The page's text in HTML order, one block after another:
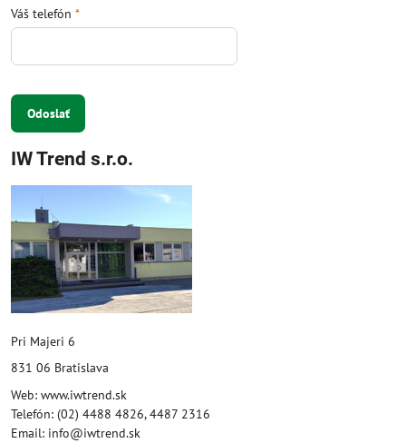
Váš telefón *
Odoslať
IW Trend s.r.o.
Pri Majeri 6
831 06 Bratislava
Web: www.iwtrend.sk
Telefón: (02) 4488 4826, 4487 2316
Email: info@iwtrend.sk